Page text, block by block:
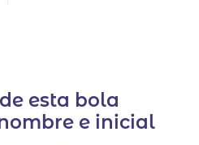
esta bola
e inicial